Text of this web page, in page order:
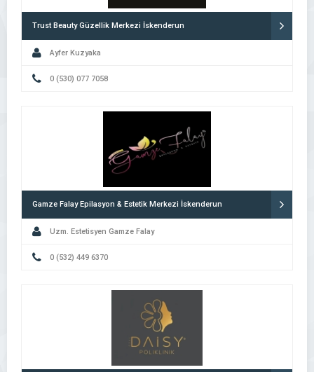
Trust Beauty Güzellik Merkezi İskenderun
Ayfer Kuzyaka
0 (530) 077 7058
Gamze Falay Epilasyon & Estetik Merkezi İskenderun
Uzm. Estetisyen Gamze Falay
0 (532) 449 6370